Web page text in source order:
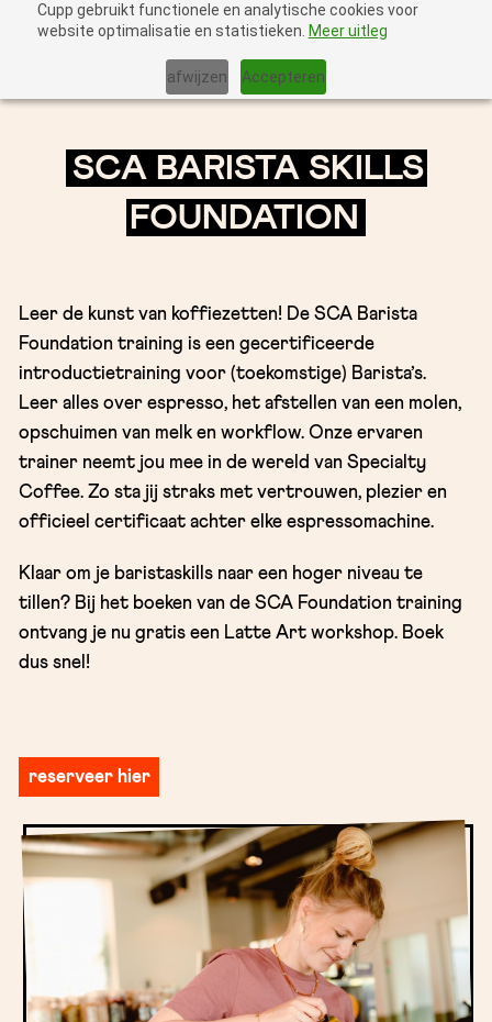
Cupp gebruikt functionele en analytische cookies voor
website optimalisatie en statistieken. Meer uitleg
afwijzen Accepteren
SCA BARISTA SKILLS
FOUNDATION
Leer de kunst van koffiezetten! De SCA Barista
Foundation training is een gecertificeerde
introductietraining voor (toekomstige) Barista’s.
Leer alles over espresso, het afstellen van een molen,
opschuimen van melk en workflow. Onze ervaren
trainer neemt jou mee in de wereld van Specialty
Coffee. Zo sta jij straks met vertrouwen, plezier en
officieel certificaat achter elke espressomachine.
Klaar om je baristaskills naar een hoger niveau te
tillen? Bij het boeken van de SCA Foundation training
ontvang je nu gratis een Latte Art workshop. Boek
dus snel!
reserveer hier